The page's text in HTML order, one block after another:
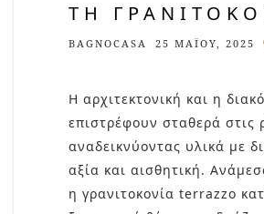
ΤΗ
BAGNOCASA 25 ΜΑΪ́ΟΥ, 2025
Η αρχιτεκτονική και η
επιστρέφουν σταθερά στις
αναδεικνύοντας υλικά με
αξία και αισθητική.
η γρανιτοκονία terrazzo